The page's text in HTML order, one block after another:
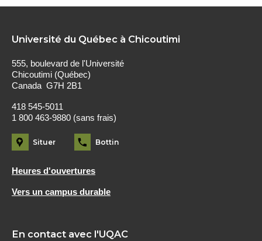
Université du Québec à Chicoutimi
555, boulevard de l'Université
Chicoutimi (Québec)
Canada G7H 2B1
418 545-5011
1 800 463-9880 (sans frais)
Situer Bottin
Heures d'ouvertures
Vers un campus durable
En contact avec l'UQAC